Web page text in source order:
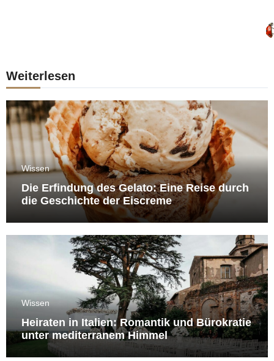
Weiterlesen
Wissen
Die Erfindung des Gelato: Eine Reise durch
die Geschichte der Eiscreme
Wissen
Heiraten in Italien: Romantik und Bürokratie
unter mediterranem Himmel